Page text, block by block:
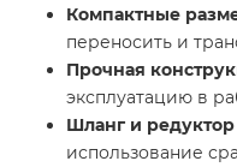
Компактные
переносить и
Прочная
эксплуатацию в
Шланг и
использование